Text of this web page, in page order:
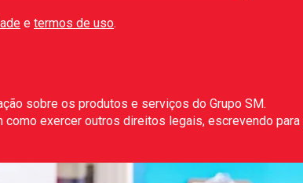
e termos de uso.
sobre os produtos e serviços do Grupo SM.
exercer outros direitos legais, escrevendo para